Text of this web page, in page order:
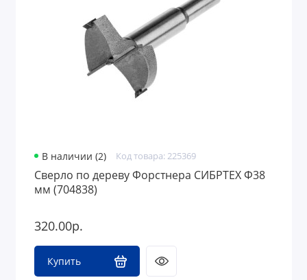
В наличии (2) Код товара: 225369
Сверло по дереву Форстнера СИБРТЕХ Ф38
мм (704838)
320.00р.
Купить